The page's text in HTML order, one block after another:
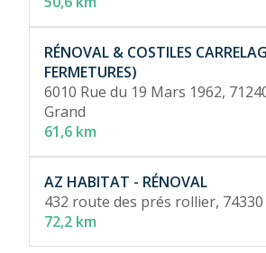
RÉNOVAL & COSTILES
FERMETURES)
6010 Rue du 19 Mars 1962,
Grand
61,6 km
AZ HABITAT - RÉNOVAL
432 route des prés rollier,
72,2 km